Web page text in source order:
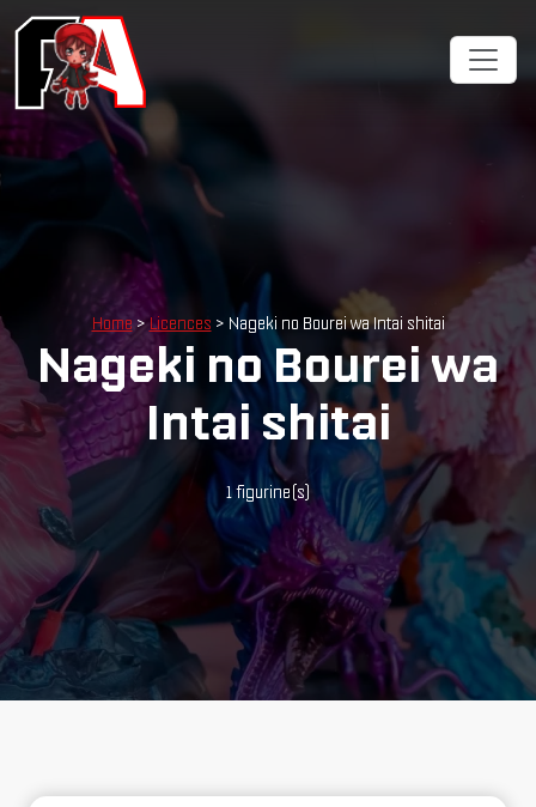
Home >Licences > Nageki no Bourei wa Intai shitai
Nageki no Bourei wa
Intai shitai
1 figurine(s)